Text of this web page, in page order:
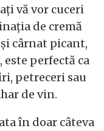
vă vor cuceri
de cremă
cârnat picant,
perfectă ca
petreceri sau
de vin.
în doar câteva